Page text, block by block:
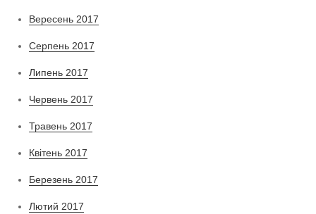
Вересень 2017
Серпень 2017
Липень 2017
Червень 2017
Травень 2017
Квітень 2017
Березень 2017
Лютий 2017